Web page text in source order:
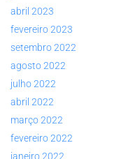
abril 2023
fevereiro 2023
setembro 2022
agosto 2022
julho 2022
abril 2022
março 2022
fevereiro 2022
janeiro 2022